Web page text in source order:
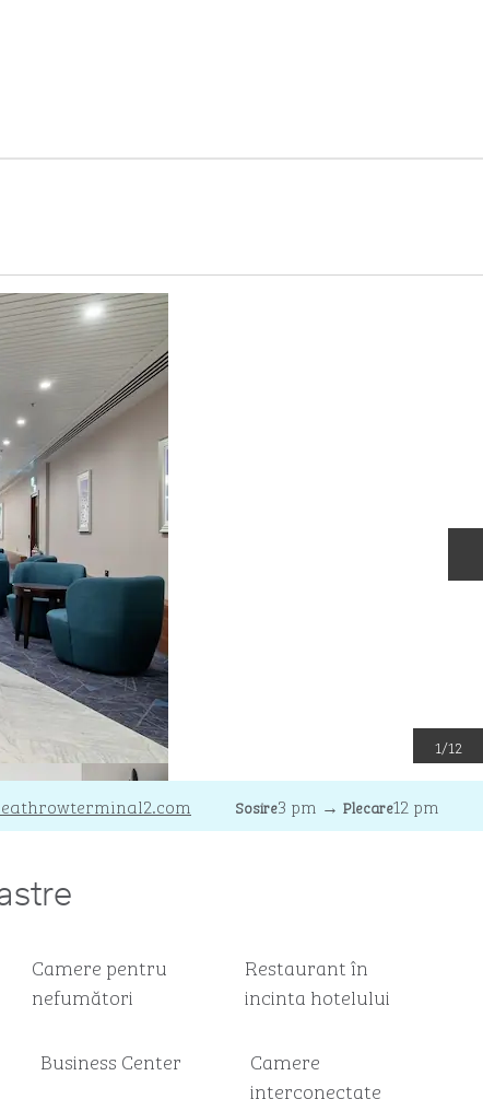
1/12
Sosire3 pm → Plecare12 pm
Camere pentru
nefumători
Restaurant în
incinta hotelului
Business Center
Camere
interconectate